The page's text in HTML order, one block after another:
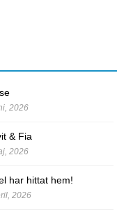
2026
& Fia
2026
har hittat hem!
2026